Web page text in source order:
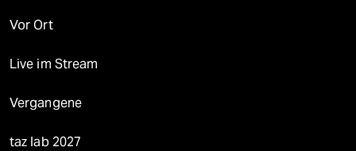
Vor Ort
Live im Stream
Vergangene
taz lab 2027